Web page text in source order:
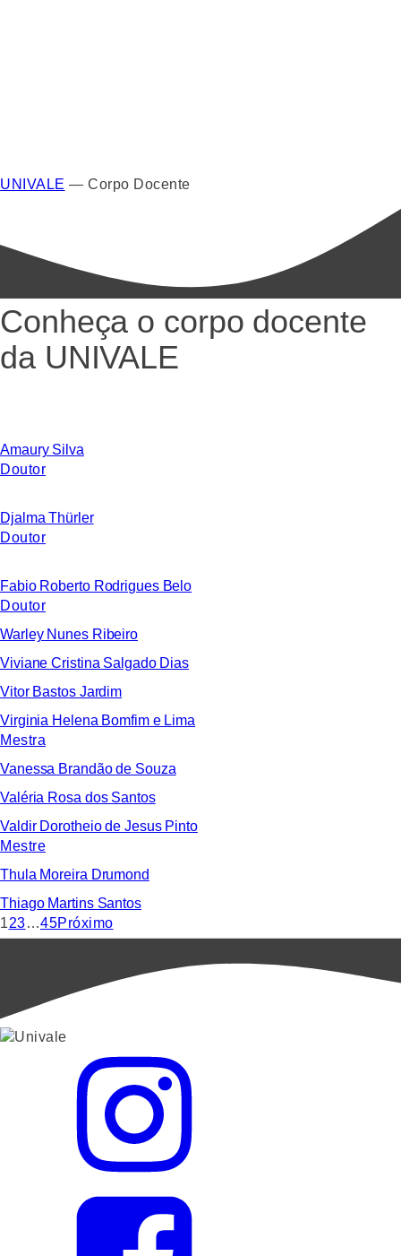
UNIVALE — Corpo Docente
Conheça o corpo docente
da UNIVALE
Amaury Silva
Doutor
Djalma Thürler
Doutor
Fabio Roberto Rodrigues Belo
Doutor
Warley Nunes Ribeiro
Viviane Cristina Salgado Dias
Vitor Bastos Jardim
Virginia Helena Bomfim e Lima
Mestra
Vanessa Brandão de Souza
Valéria Rosa dos Santos
Valdir Dorotheio de Jesus Pinto
Mestre
Thula Moreira Drumond
Thiago Martins Santos
123…45Próximo